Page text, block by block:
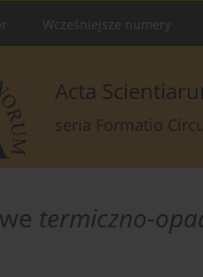
Wcześniejsze numery
Acta
seria Formatio
termiczno-